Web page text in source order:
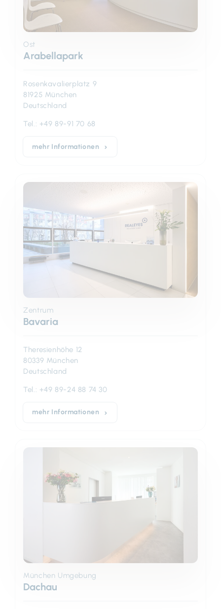
Ost
Arabellapark
Rosenkavalierplatz 9
81925 München
Deutschland
Tel.: +49 89-91 70 68
mehr Informationen
Zentrum
Bavaria
Theresienhöhe 12
80339 München
Deutschland
Tel.: +49 89-24 88 74 30
mehr Informationen
München Umgebung
Dachau